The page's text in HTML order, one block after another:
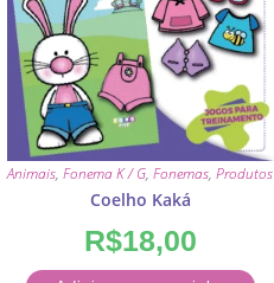
Animais,Fonema K / G,Fonemas,Produtos
Coelho Kaká
R$18,00